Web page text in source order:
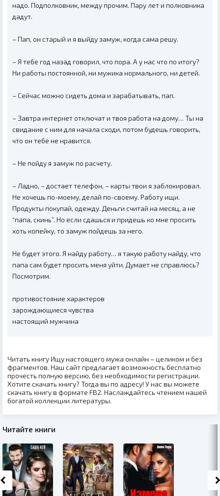
надо. Подполковник, между прочим. Пару лет и полковника
дадут.
– Пап, он старый и я выйду замуж, когда сама решу.
– Я тебе год назад говорил, что пора. А у нас что по итогу?
Ни работы постоянной, ни мужика нормального, ни детей.
– Сейчас можно сидеть дома и зарабатывать, пап.
– Завтра интернет отключат и твоя работа на дому… Ты на
свидание с ним для начала сходи, потом будешь говорить,
что он тебе не нравится.
– Не пойду я замуж по расчету.
– Ладно, – достает телефон, – карты твои я заблокировал.
Не хочешь по-моему, делай по-своему. Работу ищи.
Продукты покупай, одежду. Деньги считай на месяц, а не
“папа, скинь”. Но если сдашься и придешь ко мне просить
хоть копейку, то замуж пойдешь за него.
Не будет этого. Я найду работу… я такую работу найду, что
папа сам будет просить меня уйти. Думает не справлюсь?
Посмотрим.
противостояние характеров
зарождающиеся чувства
настоящий мужчина
Читать книгу Ищу настоящего мужа онлайн – целиком и без
фрагментов. Наш сайт предлагает возможность бесплатно
прочесть полную версию, без необходимости регистрации.
Хотите скачать книгу? Тогда вы по адресу! У нас вы можете
скачать книгу в формате FB2. Наслаждайтесь чтением нашей
богатой коллекции литературы.
Читайте книги